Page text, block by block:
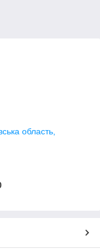
область,